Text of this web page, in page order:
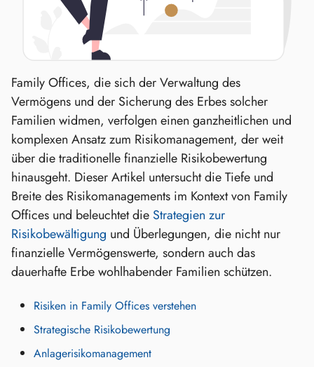
Family Offices, die sich der Verwaltung des
Vermögens und der Sicherung des Erbes solcher
Familien widmen, verfolgen einen ganzheitlichen und
komplexen Ansatz zum Risikomanagement, der weit
über die traditionelle finanzielle Risikobewertung
hinausgeht. Dieser Artikel untersucht die Tiefe und
Breite des Risikomanagements im Kontext von Family
Offices und beleuchtet die Strategien zur
Risikobewältigung und Überlegungen, die nicht nur
finanzielle Vermögenswerte, sondern auch das
dauerhafte Erbe wohlhabender Familien schützen.
Risiken in Family Offices verstehen
Strategische Risikobewertung
Anlagerisikomanagement